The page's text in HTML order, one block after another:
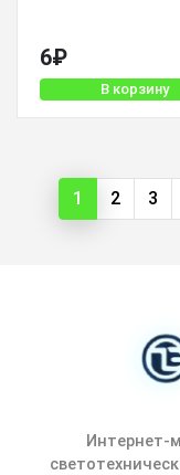
6₽
В корзину
1 2 3
Интернет-